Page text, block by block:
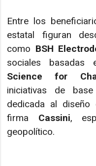
Entre los
estatal figuran
como BSH
sociales basadas
Science for
iniciativas de
dedicada al
firma Cassini,
geopolítico.